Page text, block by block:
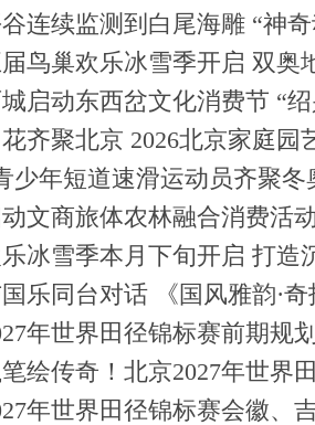
09:55)
连续监测到白尾海雕 “神
(2025.12.28 12:45)
鸟巢欢乐冰雪季开启 双奥
12:38)
启动东西岔文化消费节 “
年”(2025.12.28 12:19)
齐聚北京 2026北京家庭园
11:26)
少年短道速滑运动员齐聚
14:18)
文商旅体农林融合消费活
21:35)
冰雪季本月下旬开启 打造
18:54)
乐同台对话 《国风雅韵·
10:52)
年世界田径锦标赛前期规
10:40)
绘传奇！北京2027年世界
题口号全球征集启动（内
年世界田径锦标赛会徽、